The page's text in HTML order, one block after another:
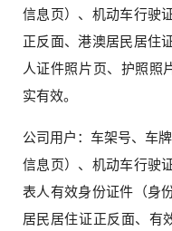
信息页）、机动车行驶
正反面、港澳居民居住
人证件照片页、护照照
实有效。
公司用户：车架号、车
信息页）、机动车行驶
表人有效身份证件（身
居民居住证正反面、有